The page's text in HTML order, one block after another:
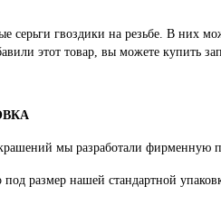
серьги гвоздики на резьбе. В них
этот товар, вы можете купить
мы разработали фирменную
под размер нашей стандартной